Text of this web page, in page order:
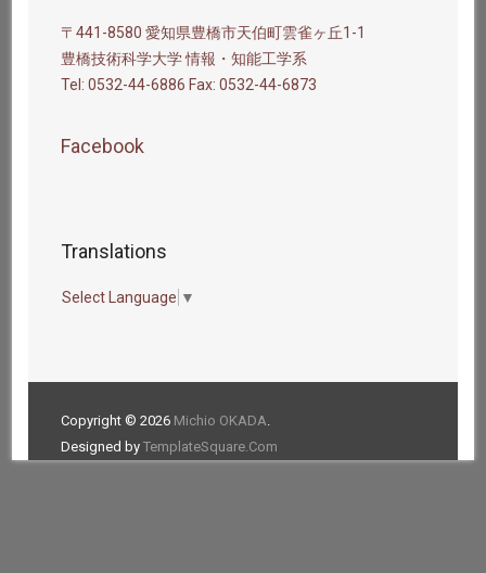
〒441-8580 愛知県豊橋市天伯町雲雀ヶ丘1-1
豊橋技術科学大学 情報・知能工学系
Tel: 0532-44-6886 Fax: 0532-44-6873
Facebook
Translations
Select Language ▼
Copyright © 2026 Michio OKADA.
Designed byTemplateSquare.Com